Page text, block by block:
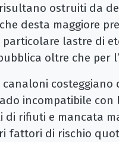
ostruiti da
desta maggiore
lastre di
oltre che per
incompatibile con
di rifiuti e mancata
fattori di rischio